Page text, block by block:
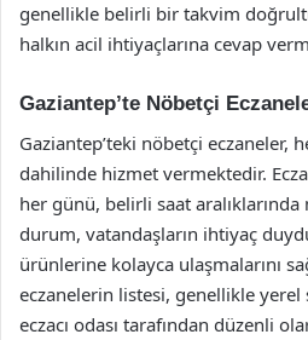
genellikle belirli bir takvim
halkın acil ihtiyaçlarına cevap
Gaziantep’te Nöbetçi
Gaziantep’teki nöbetçi
dahilinde hizmet vermektedir.
her günü, belirli saat
durum, vatandaşların ihtiyaç
ürünlerine kolayca ulaşmalarını
eczanelerin listesi, genellikle
eczacı odası tarafından düzenli